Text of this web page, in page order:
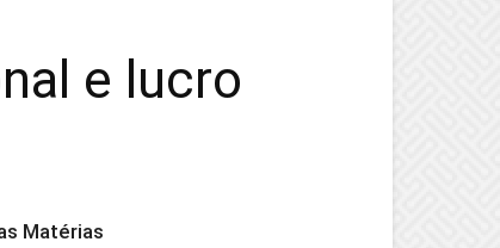
e lucro
Matérias